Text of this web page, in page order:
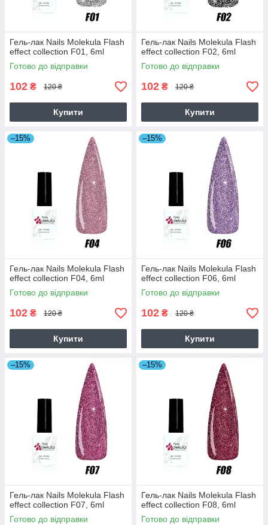
Гель-лак Nails Molekula Flash
effect collection F01, 6ml
Готово до відправки
102 ₴ 120 ₴
Купити
Гель-лак Nails Molekula Flash
effect collection F02, 6ml
Готово до відправки
102 ₴ 120 ₴
Купити
–15%
Гель-лак Nails Molekula Flash
effect collection F04, 6ml
Готово до відправки
102 ₴ 120 ₴
Купити
–15%
Гель-лак Nails Molekula Flash
effect collection F06, 6ml
Готово до відправки
102 ₴ 120 ₴
Купити
–15%
Гель-лак Nails Molekula Flash
effect collection F07, 6ml
Готово до відправки
–15%
Гель-лак Nails Molekula Flash
effect collection F08, 6ml
Готово до відправки